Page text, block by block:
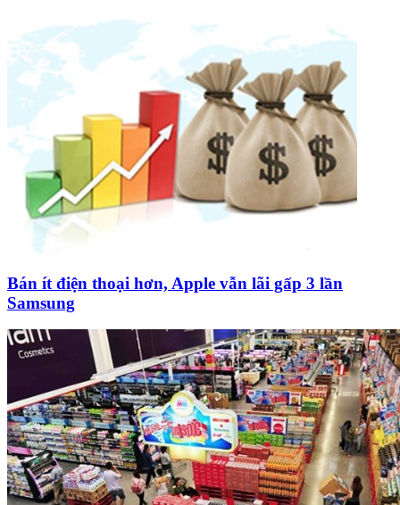
Bán ít điện thoại hơn, Apple vẫn lãi gấp 3 lần
Samsung